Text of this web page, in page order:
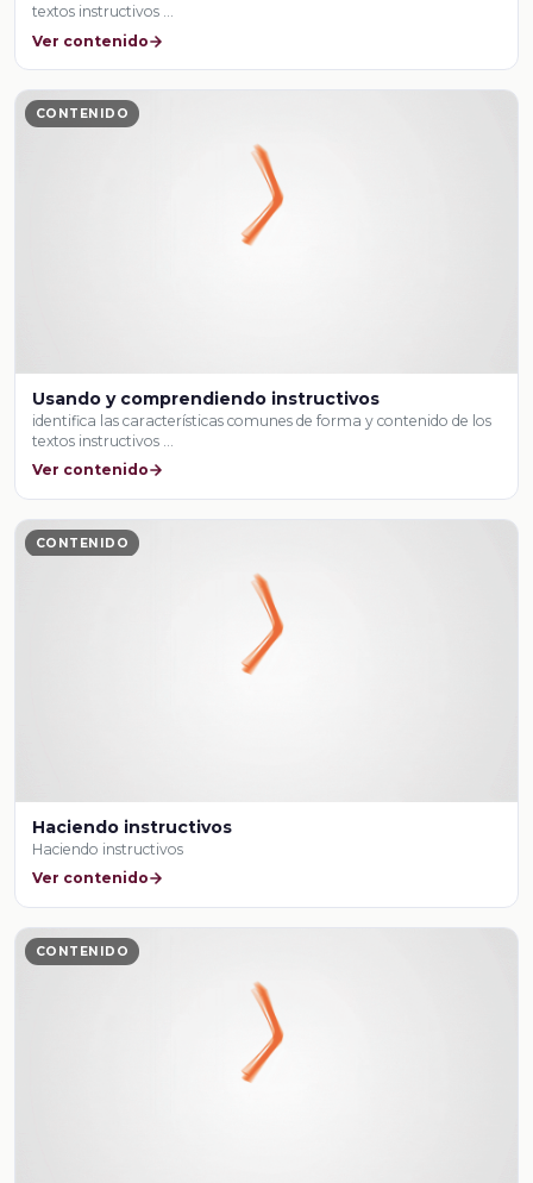
textos instructivos …
Ver contenido
CONTENIDO
Usando y comprendiendo instructivos
identifica las características comunes de forma y contenido de los
textos instructivos …
Ver contenido
CONTENIDO
Haciendo instructivos
Haciendo instructivos
Ver contenido
CONTENIDO